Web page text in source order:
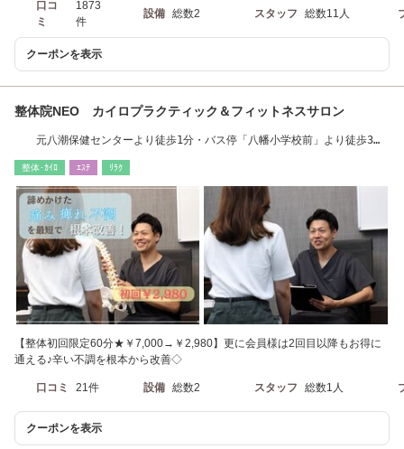
口コ
ミ
1873
件
設備 総数2 スタッフ 総数11人
クーポンを表示
整体院NEO カイロプラクティック＆フィットネスサロン
元八潮保健センターより徒歩1分・バス停「八幡小学校前」より徒歩3分
整体･ｶｲﾛ ｴｽﾃ ﾘﾗｸ
【整体初回限定60分★￥7,000→￥2,980】更に会員様は2回目以降もお得に
通える♪辛い不調を根本から改善◇
口コミ 21件 設備 総数2 スタッフ 総数1人
クーポンを表示